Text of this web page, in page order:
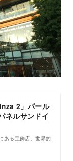
2」パール
ネルサンドイ
ある宝飾店。世界的